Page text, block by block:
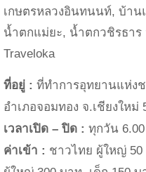
เกษตรหลวงอินทนนท์, บ้า
น้ำตกแม่ยะ, น้ำตกวชิรธาร
Traveloka
ที่อยู่ : ที่ทำการอุทยานแห่ง
อำเภอจอมทอง จ.เชียงใหม่
เวลาเปิด – ปิด : ทุกวัน
ค่าเข้า : ชาวไทย ผู้ใหญ่